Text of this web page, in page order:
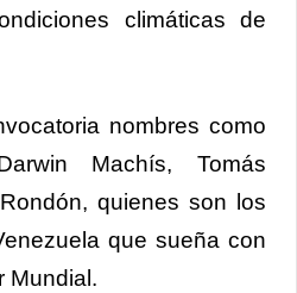
climáticas de
nombres como
Machís, Tomás
quienes son los
que sueña con
Mundial.